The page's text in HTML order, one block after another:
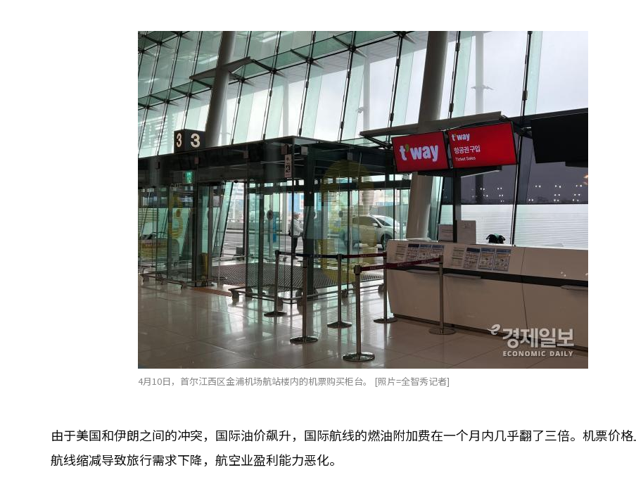
4月10日，首尔江西区金浦机场航站楼内的机票购买柜台。 [照片=全智秀记者]
由于美国和伊朗之间的冲突，国际油价飙升，国际航线的燃油附加费在一个月内几乎翻了三倍。机票价
航线缩减导致旅行需求下降，航空业盈利能力恶化。